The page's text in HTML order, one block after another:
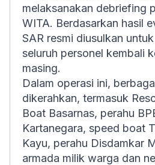
melaksanakan debriefing
WITA. Berdasarkan hasil
SAR resmi diusulkan
seluruh personel kembali
masing.
Dalam operasi ini,
dikerahkan, termasuk
Boat Basarnas, perahu
Kartanegara, speed boat
Kayu, perahu Disdamkar
armada milik warga dan